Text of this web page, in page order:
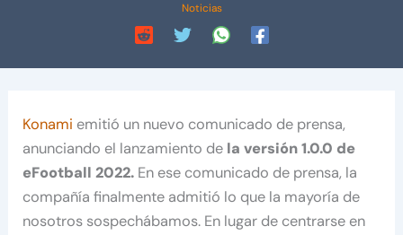
Noticias
Konami emitió un nuevo comunicado de prensa,
anunciando el lanzamiento de la versión 1.0.0 de
eFootball 2022. En ese comunicado de prensa, la
compañía finalmente admitió lo que la mayoría de
nosotros sospechábamos. En lugar de centrarse en